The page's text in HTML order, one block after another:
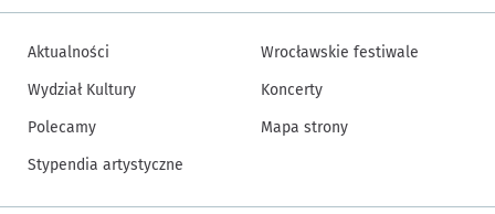
Aktualności
Wydział Kultury
Polecamy
Stypendia artystyczne
Wrocławskie festiwale
Koncerty
Mapa strony